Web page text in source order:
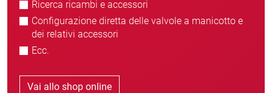
Ricerca ricambi e accessori
Configurazione diretta delle valvole a manicotto e
dei relativi accessori
Ecc.
Vai allo shop online